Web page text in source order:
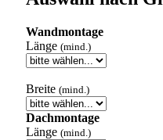
Wandmontage
Länge (mind.)
Breite (mind.)
Dachmontage
Länge (mind.)